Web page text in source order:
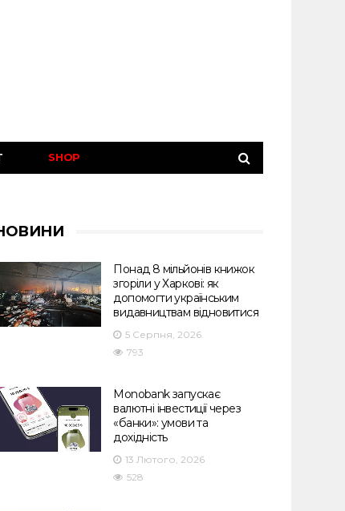
SHOP
Понад 8 мільйонів книжок
згоріли у Харкові: як
допомогти українським
видавництвам відновитися
5 Серпня, 2026
793
Monobank запускає
валютні інвестиції через
«банки»: умови та
дохідність
13 Лютого, 2026
528